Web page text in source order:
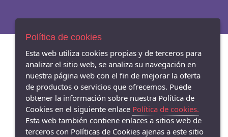
Política de cookies
Esta web utiliza cookies propias y de terceros para
analizar el sitio web, se analiza su navegación en
nuestra página web con el fin de mejorar la oferta
de productos o servicios que ofrecemos. Puede
obtener la información sobre nuestra Política de
Cookies en el siguiente enlace Política de cookies.
Esta web también contiene enlaces a sitios web de
terceros con Políticas de Cookies ajenas a este sitio